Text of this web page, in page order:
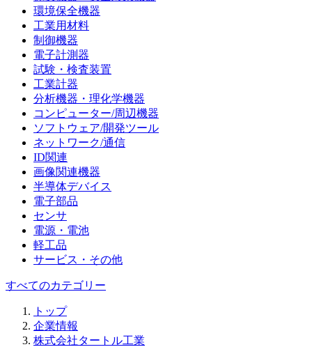
環境保全機器
工業用材料
制御機器
電子計測器
試験・検査装置
工業計器
分析機器・理化学機器
コンピューター/周辺機器
ソフトウェア/開発ツール
ネットワーク/通信
ID関連
画像関連機器
半導体デバイス
電子部品
センサ
電源・電池
軽工品
サービス・その他
すべてのカテゴリー
トップ
企業情報
株式会社タートル工業